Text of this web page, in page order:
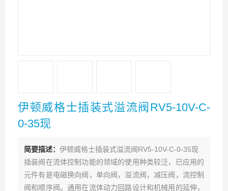
伊顿威格士插装式溢流阀RV5-10V-C-
0-35现
简要描述： 伊顿威格士插装式溢流阀RV5-10V-C-0-35现
插装阀在流体控制功能的领域的使用种类较泛，已应用的
元件有是电磁换向阀，单向阀，溢流阀，减压阀，流控制
阀和顺序阀。通用在流体动力回路设计和机械用的延伸，